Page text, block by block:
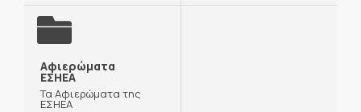
Αφιερώματα
ΕΣΗΕΑ
Τα Αφιερώματα της
ΕΣΗΕΑ